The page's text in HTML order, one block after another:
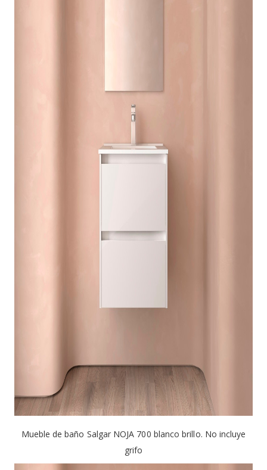
Mueble de baño Salgar NOJA 700 blanco brillo. No incluye
grifo